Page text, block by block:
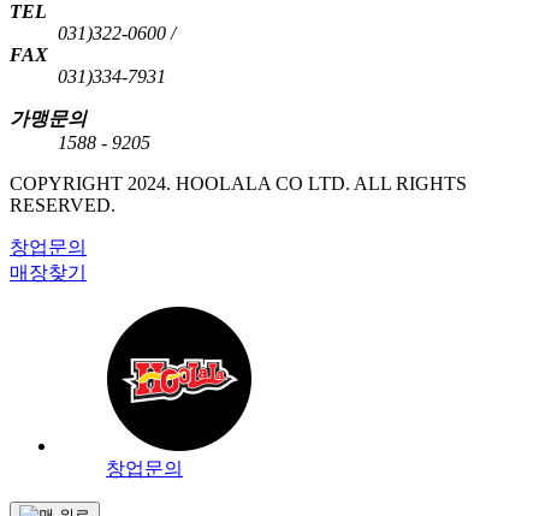
TEL
031)322-0600 /
FAX
031)334-7931
가맹문의
1588 - 9205
COPYRIGHT 2024. HOOLALA CO LTD. ALL RIGHTS
RESERVED.
창업문의
매장찾기
창업문의